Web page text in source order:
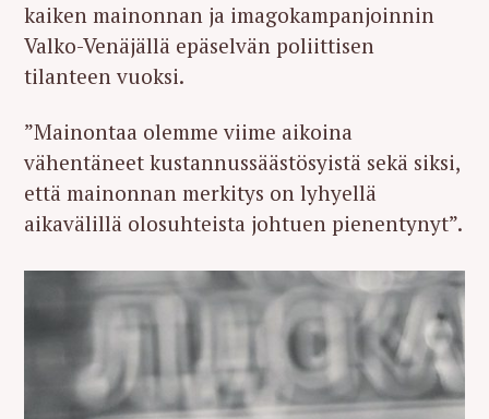
kaiken mainonnan ja imagokampanjoinnin
Valko-Venäjällä epäselvän poliittisen
tilanteen vuoksi.
”Mainontaa olemme viime aikoina
vähentäneet kustannussäästösyistä sekä siksi,
että mainonnan merkitys on lyhyellä
aikavälillä olosuhteista johtuen pienentynyt”.